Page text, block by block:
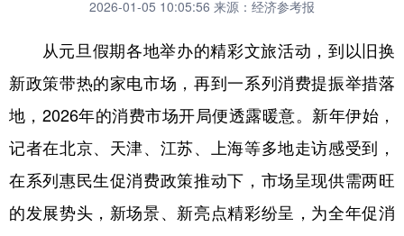
科技 科创 量子 体育
文化 书画 健康 军事
法律 中央文件 金融 汽车
食品 人居 信息化 数字经济
2026-01-05 10:05:56 来源：经济参考报
从元旦假期各地举办的精彩文旅活动，到以旧换
新政策带热的家电市场，再到一系列消费提振举措落
地，2026年的消费市场开局便透露暖意。新年伊始，
记者在北京、天津、江苏、上海等多地走访感受到，
在系列惠民生促消费政策推动下，市场呈现供需两旺
的发展势头，新场景、新亮点精彩纷呈，为全年促消